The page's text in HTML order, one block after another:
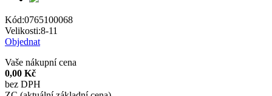
Kód:0765100068
Velikosti:8-11
Objednat
Vaše nákupní cena
0,00 Kč
bez DPH